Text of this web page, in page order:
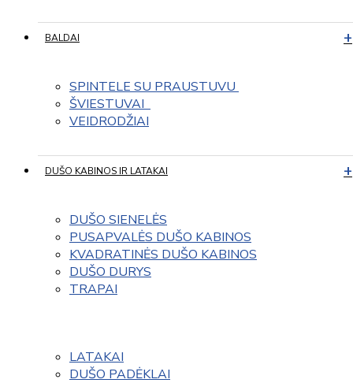
BALDAI
SPINTELE SU PRAUSTUVU
ŠVIESTUVAI
VEIDRODŽIAI
DUŠO KABINOS IR LATAKAI
DUŠO SIENELĖS
PUSAPVALĖS DUŠO KABINOS
KVADRATINĖS DUŠO KABINOS
DUŠO DURYS
TRAPAI
LATAKAI
DUŠO PADĖKLAI